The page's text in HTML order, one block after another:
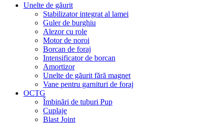
Unelte de găurit
Stabilizator integrat al lamei
Guler de burghiu
Alezor cu role
Motor de noroi
Borcan de foraj
Intensificator de borcan
Amortizor
Unelte de găurit fără magnet
Vane pentru garnituri de foraj
OCTG
Îmbinări de tuburi Pup
Cuplaje
Blast Joint